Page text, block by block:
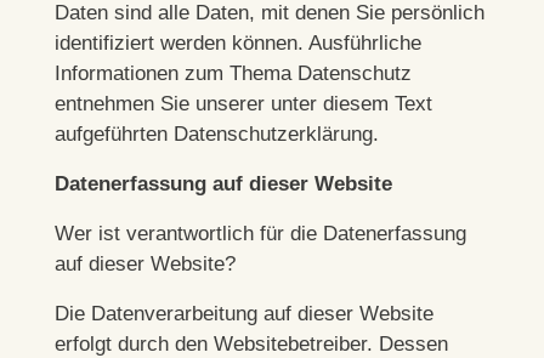
Daten sind alle Daten, mit denen Sie persönlich
identifiziert werden können. Ausführliche
Informationen zum Thema Datenschutz
entnehmen Sie unserer unter diesem Text
aufgeführten Datenschutzerklärung.
Datenerfassung auf dieser Website
Wer ist verantwortlich für die Datenerfassung
auf dieser Website?
Die Datenverarbeitung auf dieser Website
erfolgt durch den Websitebetreiber. Dessen